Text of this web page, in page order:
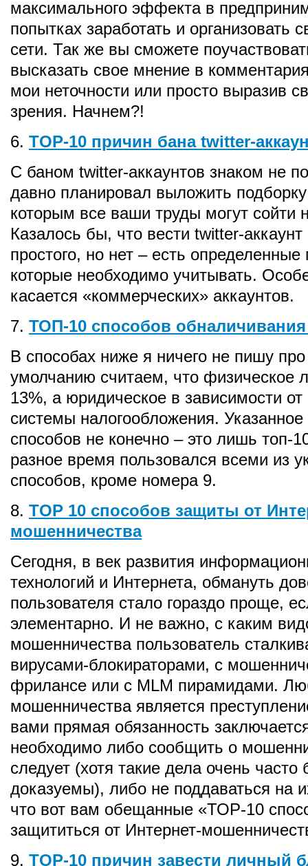
максимального эффекта в
попытках заработать и организовать
сети. Так же вы сможете
высказать свое мнение в
мои неточности или просто выразив
зрения. Начнем?!
6. TOP-10 причин бана twitter-
C баном twitter-аккаунтов знаком не
давно планировал выложить
которым все ваши труды могут сойти
Казалось бы, что вести twitter-
простого, но нет – есть
которые необходимо учитывать.
касается «коммерческих» аккаунтов.
7. ТОП-10 способов
В способах ниже я ничего не пишу
умолчанию считаем, что физическое
13%, а юридическое в зависимости
системы налогообложения. Указанное
способов не конечно – это лишь топ-
разное время пользовался всеми из
способов, кроме номера 9.
8. TOP 10 способов защиты от
мошенничества
Сегодня, в век развития
технологий и Интернета, обмануть
пользователя стало гораздо проще,
элементарно. И не важно, с каким
мошенничества пользователь
вирусами-блокираторами, с
фрилансе или с MLM пирамидами.
мошенничества является
вами прямая обязанность
необходимо либо сообщить о
следует (хотя такие дела очень
доказуемы), либо не поддаваться на
что вот вам обещанные «ТОР-10
защититься от Интернет-
9. TOP-10 причин завести личный